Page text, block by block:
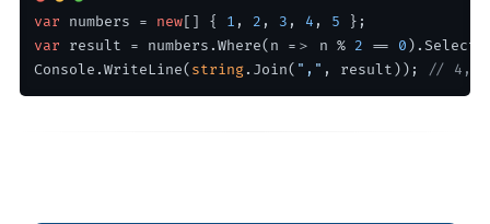
var numbers = new[] { 1 , 2 , 3 , 4 , 5 };
var result = numbers.Where(n =＞ n % 2 == 0
Console.WriteLine( string.Join( "," , result)); // 4,16